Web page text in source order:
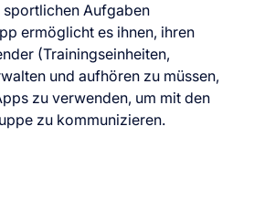
Aufgaben
ermöglicht es ihnen, ihren
(Trainingseinheiten,
und aufhören zu müssen,
zu verwenden, um mit den
zu kommunizieren.